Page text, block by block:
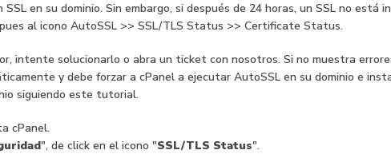
en su dominio. Sin embargo, si después de 24 horas, un SSL no está
al icono AutoSSL >> SSL/TLS Status >> Certificate Status.
intente solucionarlo o abra un ticket con nosotros. Si no muestra
y debe forzar a cPanel a ejecutar AutoSSL en su dominio e
siguiendo este tutorial.
cPanel.
", de click en el icono "SSL/TLS Status".